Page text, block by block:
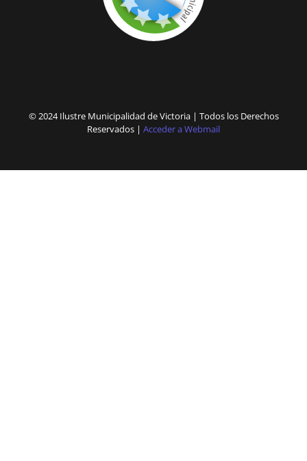
© 2024 Ilustre Municipalidad de Victoria | Todos los Derechos
Reservados | Acceder a Webmail